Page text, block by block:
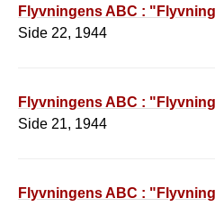
Flyvningens ABC :
Side 22, 1944
Flyvningens ABC :
Side 21, 1944
Flyvningens ABC :